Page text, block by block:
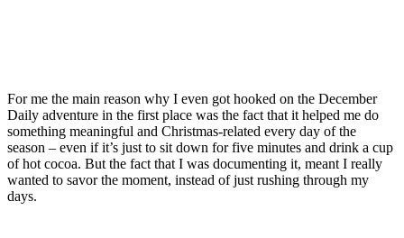
For me the main reason why I even got hooked on the December
Daily adventure in the first place was the fact that it helped me do
something meaningful and Christmas-related every day of the
season – even if it’s just to sit down for five minutes and drink a cup
of hot cocoa. But the fact that I was documenting it, meant I really
wanted to savor the moment, instead of just rushing through my
days.